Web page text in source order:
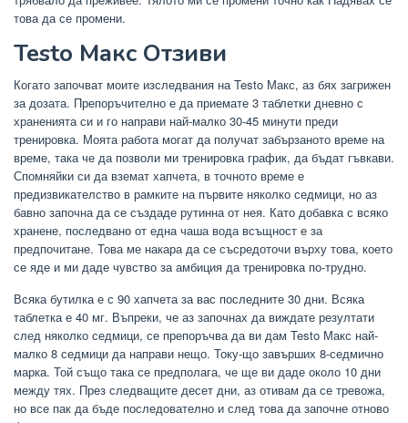
това да се промени.
Testo Макс Отзиви
Когато започват моите изследвания на Testo Макс, аз бях загрижен
за дозата. Препоръчително е да приемате 3 таблетки дневно с
храненията си и го направи най-малко 30-45 минути преди
тренировка. Моята работа могат да получат забързаното време на
време, така че да позволи ми тренировка график, да бъдат гъвкави.
Спомняйки си да вземат хапчета, в точното време е
предизвикателство в рамките на първите няколко седмици, но аз
бавно започна да се създаде рутинна от нея. Като добавка с всяко
хранене, последвано от една чаша вода всъщност е за
предпочитане. Това ме накара да се съсредоточи върху това, което
се яде и ми даде чувство за амбиция да тренировка по-трудно.
Всяка бутилка е с 90 хапчета за вас последните 30 дни. Всяка
таблетка е 40 мг. Въпреки, че аз започнах да виждате резултати
след няколко седмици, се препоръчва да ви дам Testo Макс най-
малко 8 седмици да направи нещо. Току-що завърших 8-седмично
марка. Той също така се предполага, че ще ви даде около 10 дни
между тях. През следващите десет дни, аз отивам да се тревожа,
но все пак да бъде последователно и след това да започне отново